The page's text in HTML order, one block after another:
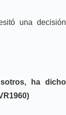
una decisión
ha dicho